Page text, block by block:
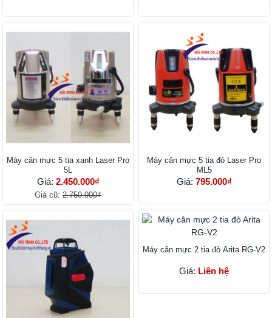
Máy cân mực 5 tia xanh Laser Pro
5L
Giá: 2.450.000₫
Giá cũ: 2.750.000₫
Máy cân mực 5 tia đỏ Laser Pro
ML5
Giá: 795.000₫
Máy cân mực 2 tia đỏ Arita RG-V2
Giá: Liên hệ